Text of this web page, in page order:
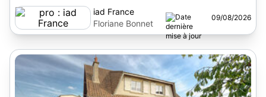
iad France
Floriane Bonnet
09/08/2026